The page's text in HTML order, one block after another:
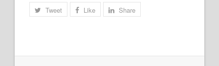
Tweet Like Share